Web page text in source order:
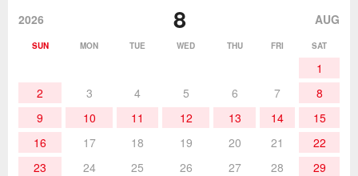
作业用材料 热加工
作业辅助工具
2026 8 AUG
SUN MON TUE WED THU FRI SAT
1
2
3 4 5 6 7
8
9
10 11 12 13 14
15
16
17 18 19 20 21
22
23
24 25 26 27 28
29